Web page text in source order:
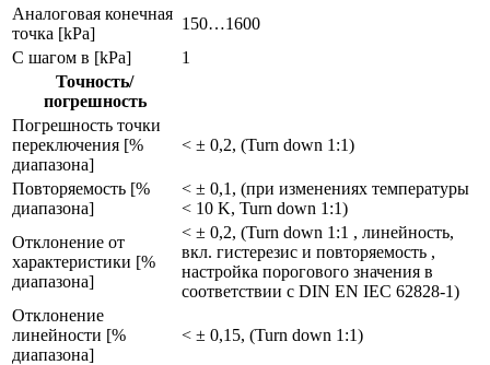
Aналоговая конечная
точка [kPa]
150…1600
С шагом в [kPa]
1
Точность/
погрешность
Погрешность точки
переключения [%
диапазона]
< ± 0,2, (Turn down 1:1)
Повторяемость [%
диапазона]
< ± 0,1, (при изменениях температуры
< 10 K, Turn down 1:1)
Отклонение от
характеристики [%
диапазона]
< ± 0,2, (Turn down 1:1 , линейность,
вкл. гистерезис и повторяемость ,
настройка порогового значения в
соответствии с DIN EN IEC 62828-1)
Отклонение
линейности [%
диапазона]
< ± 0,15, (Turn down 1:1)